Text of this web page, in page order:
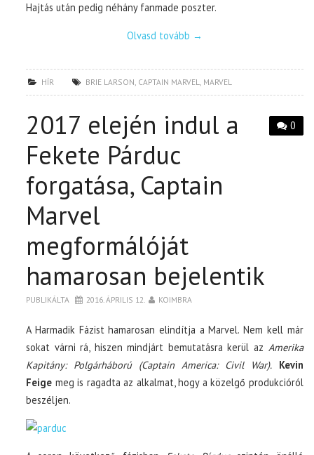
Hajtás után pedig néhány fanmade poszter.
Olvasd tovább →
HÍR BRIE LARSON, CAPTAIN MARVEL, MARVEL
0
2017 elején indul a
Fekete Párduc
forgatása, Captain
Marvel
megformálóját
hamarosan bejelentik
PUBLIKÁLTA 2016. ÁPRILIS 12. KOIMBRA
A Harmadik Fázist hamarosan elindítja a Marvel. Nem kell már
sokat várni rá, hiszen mindjárt bemutatásra kerül az Amerika
Kapitány: Polgárháború (Captain America: Civil War). Kevin
Feige meg is ragadta az alkalmat, hogy a közelgő produkcióról
beszéljen.